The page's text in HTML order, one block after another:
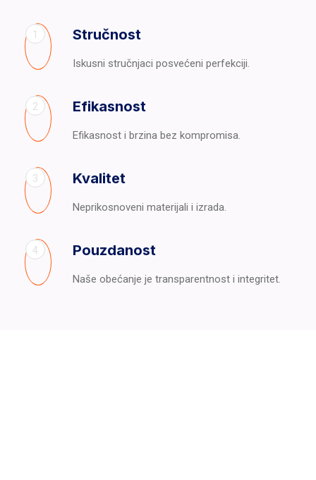
1 Stručnost
Iskusni stručnjaci posvećeni perfekciji.
2 Efikasnost
Efikasnost i brzina bez kompromisa.
3 Kvalitet
Neprikosnoveni materijali i izrada.
4 Pouzdanost
Naše obećanje je transparentnost i integritet.